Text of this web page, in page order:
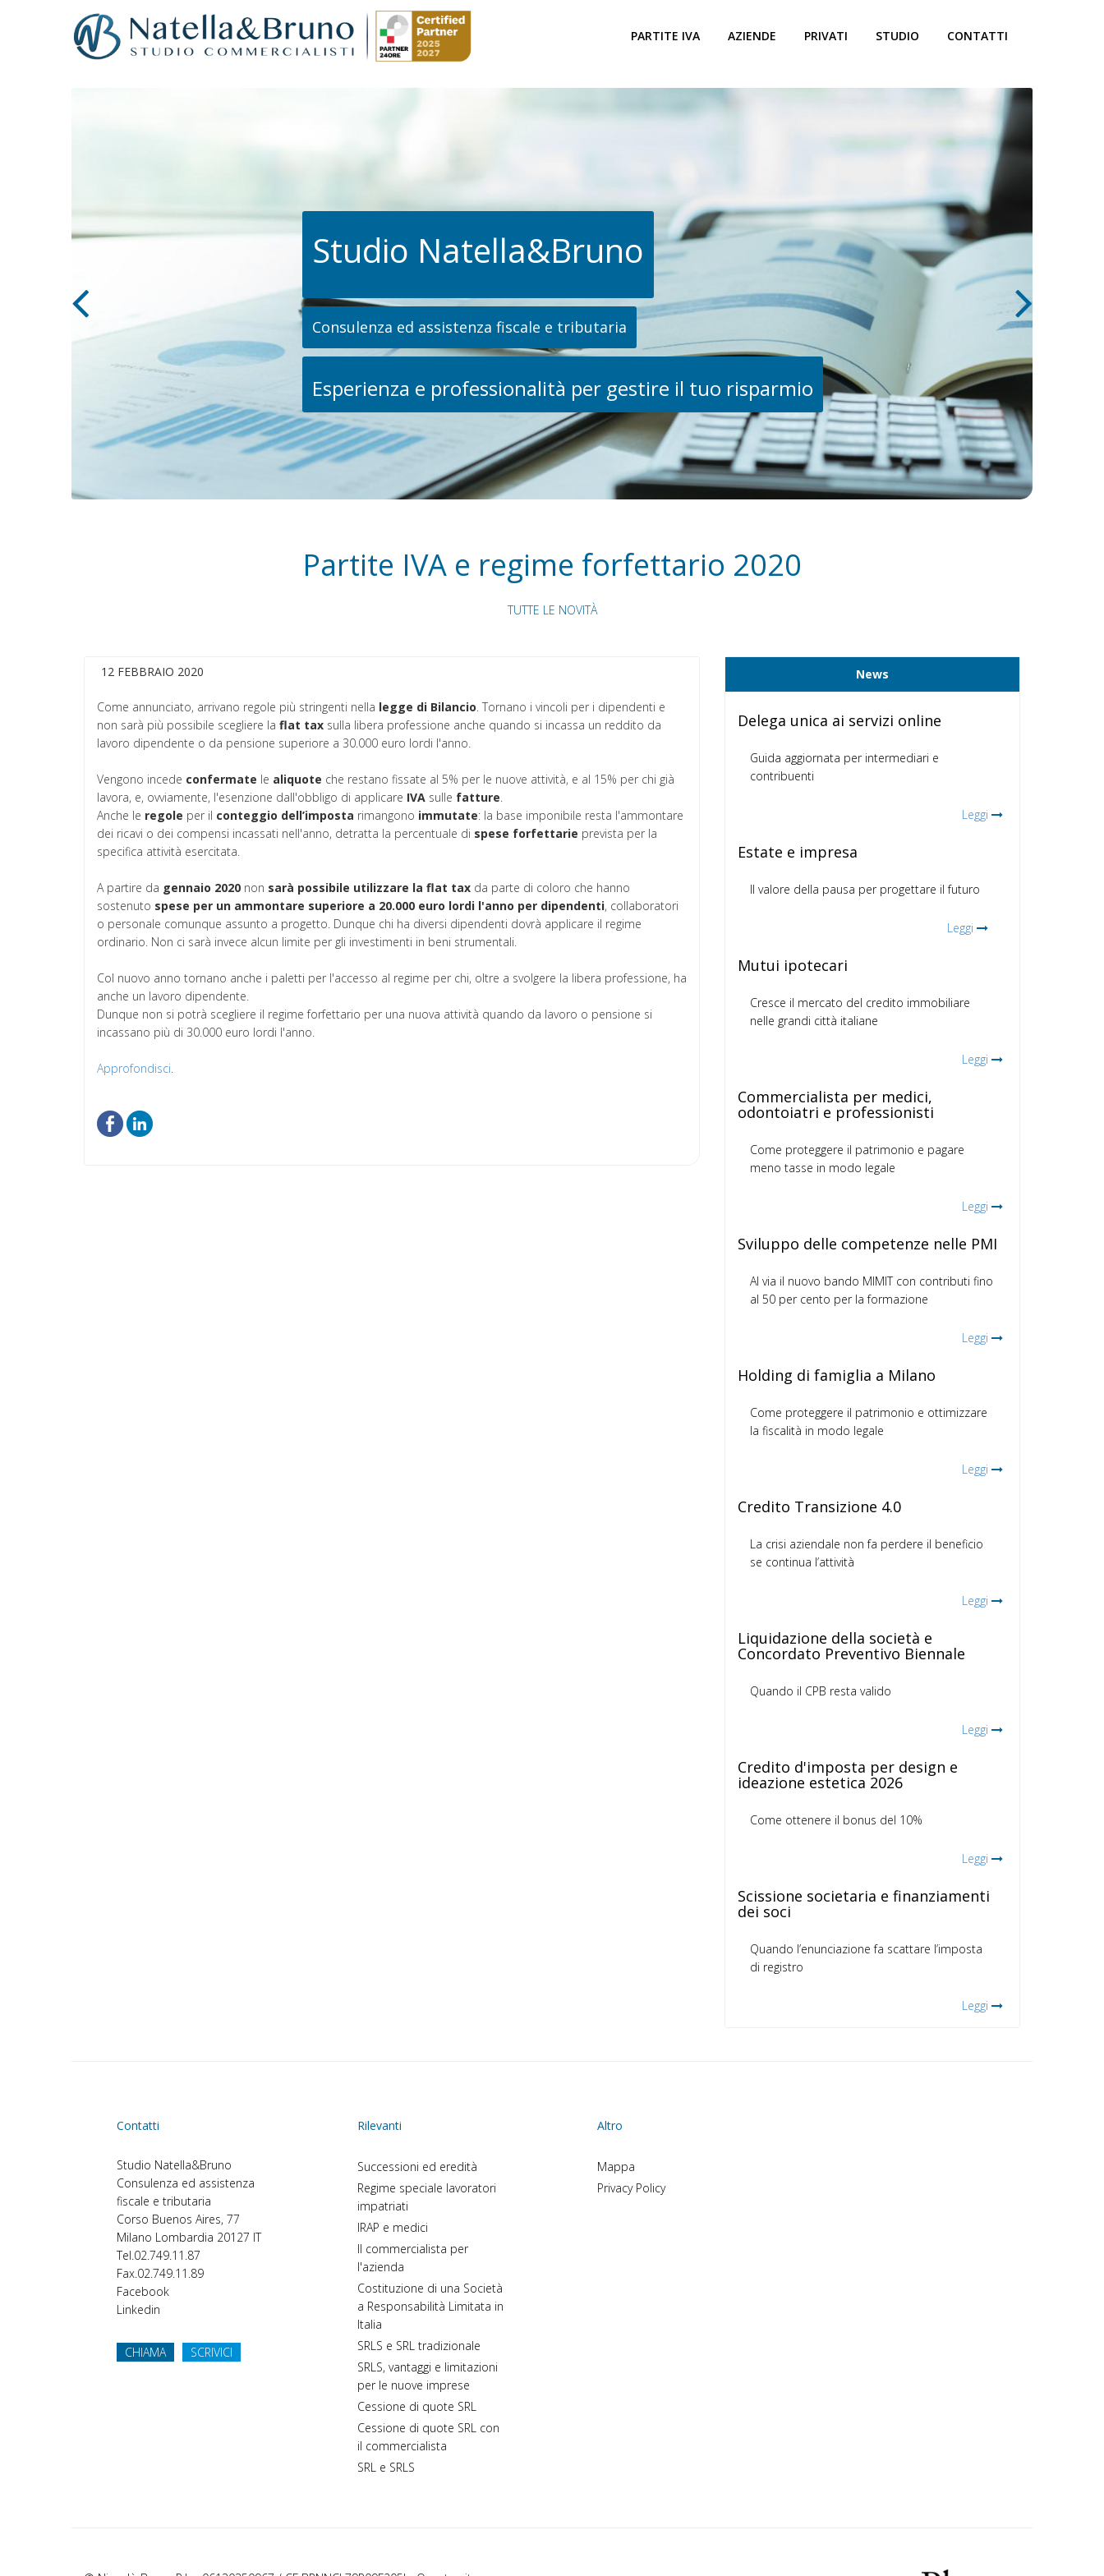
CONTATTI
STUDIO
PRIVATI
AZIENDE
PARTITE IVA
Studio Natella&Bruno
Consulenza ed assistenza fiscale e tributaria
Esperienza e professionalità per gestire il tuo risparmio
Partite IVA e regime forfettario 2020
TUTTE LE NOVITÀ
12 FEBBRAIO 2020
Come annunciato, arrivano regole più stringenti nella legge di Bilancio. Tornano i vincoli per i dipendenti e
non sarà più possibile scegliere la flat tax sulla libera professione anche quando si incassa un reddito da
lavoro dipendente o da pensione superiore a 30.000 euro lordi l'anno.
Vengono incede confermate le aliquote che restano fissate al 5% per le nuove attività, e al 15% per chi già
lavora, e, ovviamente, l'esenzione dall'obbligo di applicare IVA sulle fatture.
Anche le regole per il conteggio dell’imposta rimangono immutate: la base imponibile resta l'ammontare
dei ricavi o dei compensi incassati nell'anno, detratta la percentuale di spese forfettarie prevista per la
specifica attività esercitata.
A partire da gennaio 2020 non sarà possibile utilizzare la flat tax da parte di coloro che hanno
sostenuto spese per un ammontare superiore a 20.000 euro lordi l'anno per dipendenti, collaboratori
o personale comunque assunto a progetto. Dunque chi ha diversi dipendenti dovrà applicare il regime
ordinario. Non ci sarà invece alcun limite per gli investimenti in beni strumentali.
Col nuovo anno tornano anche i paletti per l'accesso al regime per chi, oltre a svolgere la libera professione, ha
anche un lavoro dipendente.
Dunque non si potrà scegliere il regime forfettario per una nuova attività quando da lavoro o pensione si
incassano più di 30.000 euro lordi l'anno.
Approfondisci.
News
Delega unica ai servizi online
Guida aggiornata per intermediari e
contribuenti
Leggi
Estate e impresa
Il valore della pausa per progettare il futuro
Leggi
Mutui ipotecari
Cresce il mercato del credito immobiliare
nelle grandi città italiane
Leggi
Commercialista per medici,
odontoiatri e professionisti
Come proteggere il patrimonio e pagare
meno tasse in modo legale
Leggi
Sviluppo delle competenze nelle PMI
Al via il nuovo bando MIMIT con contributi fino
al 50 per cento per la formazione
Leggi
Holding di famiglia a Milano
Come proteggere il patrimonio e ottimizzare
la fiscalità in modo legale
Leggi
Credito Transizione 4.0
La crisi aziendale non fa perdere il beneficio
se continua l’attività
Leggi
Liquidazione della società e
Concordato Preventivo Biennale
Quando il CPB resta valido
Leggi
Credito d'imposta per design e
ideazione estetica 2026
Come ottenere il bonus del 10%
Leggi
Scissione societaria e finanziamenti
dei soci
Quando l’enunciazione fa scattare l’imposta
di registro
Leggi
Contatti
Studio Natella&Bruno
Consulenza ed assistenza
fiscale e tributaria
Corso Buenos Aires, 77
Milano Lombardia 20127 IT
Tel.02.749.11.87
Fax.02.749.11.89
Facebook
Linkedin
CHIAMA SCRIVICI
Rilevanti
Successioni ed eredità
Regime speciale lavoratori
impatriati
IRAP e medici
Il commercialista per
l'azienda
Costituzione di una Società
a Responsabilità Limitata in
Italia
SRLS e SRL tradizionale
SRLS, vantaggi e limitazioni
per le nuove imprese
Cessione di quote SRL
Cessione di quote SRL con
il commercialista
SRL e SRLS
Altro
Mappa
Privacy Policy